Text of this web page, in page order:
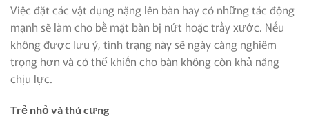
Việc đặt các vật dụng nặng lên bàn hay có những tác động
mạnh sẽ làm cho bề mặt bàn bị nứt hoặc trầy xước. Nếu
không được lưu ý, tình trạng này sẽ ngày càng nghiêm
trọng hơn và có thể khiến cho bàn không còn khả năng
chịu lực.
Trẻ nhỏ và thú cưng